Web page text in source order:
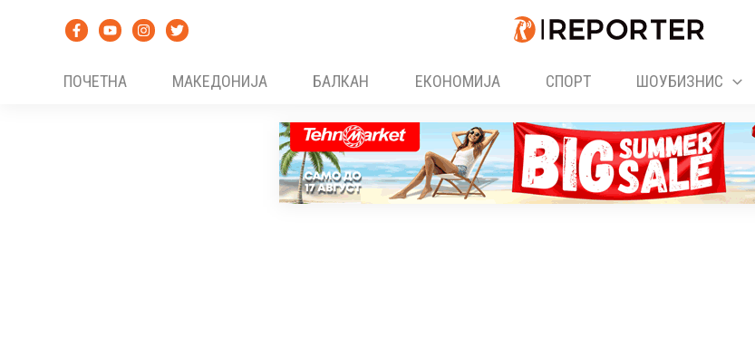
ПОЧЕТНА
МАКЕДОНИЈА БАЛКАН ЕКОНОМИЈА СПОРТ ШОУБИЗНИС